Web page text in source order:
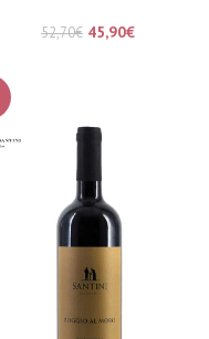
52,70€ 45,90€